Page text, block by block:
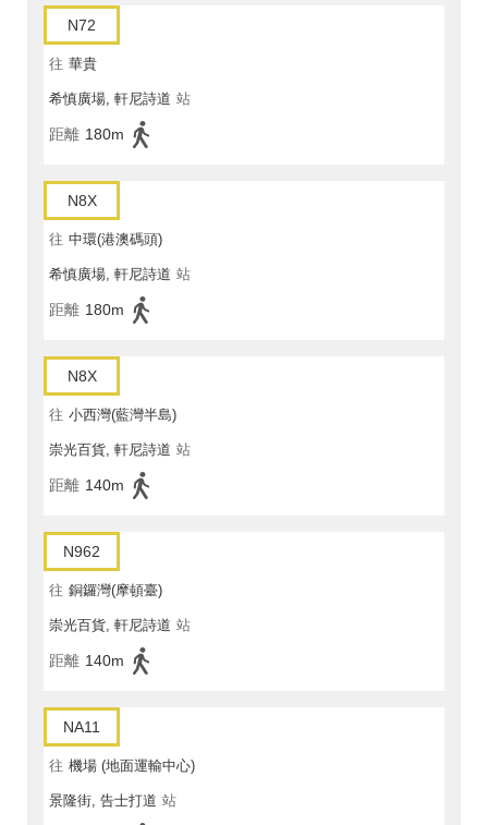
N72
往 華貴
希慎廣場, 軒尼詩道 站
距離 180m
N8X
往 中環(港澳碼頭)
希慎廣場, 軒尼詩道 站
距離 180m
N8X
往 小西灣(藍灣半島)
崇光百貨, 軒尼詩道 站
距離 140m
N962
往 銅鑼灣(摩頓臺)
崇光百貨, 軒尼詩道 站
距離 140m
NA11
往 機場 (地面運輸中心)
景隆街, 告士打道 站